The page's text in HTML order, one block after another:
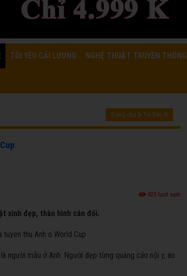
TÔI YÊU CẢI LƯƠNG NGHỆ THUẬT TRUYỀN THỐNG
Trang chủ Tin bên lề
923 lượt xem
xinh đẹp, thân hình cân đối.
người mẫu ở Anh. Người đẹp từng quảng cáo nội y, áo